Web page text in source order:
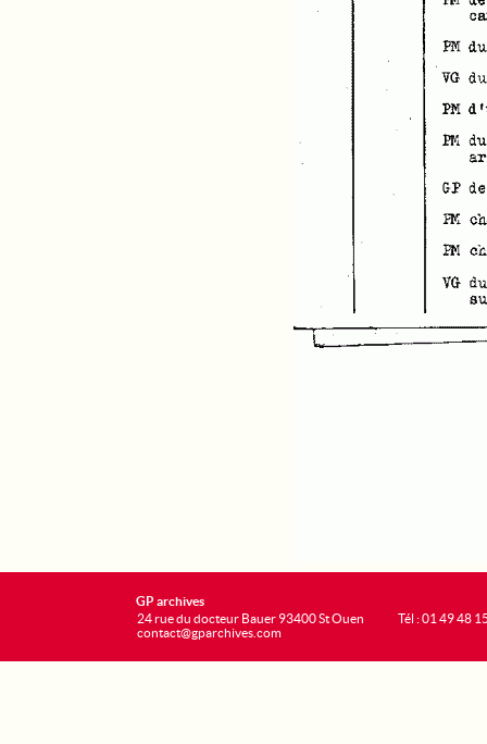
GP archives
24 rue du docteur Bauer 93400 St Ouen
contact@gparchives.com
Tél : 01 49 48